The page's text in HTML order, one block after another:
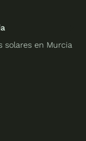
solares en Murcia